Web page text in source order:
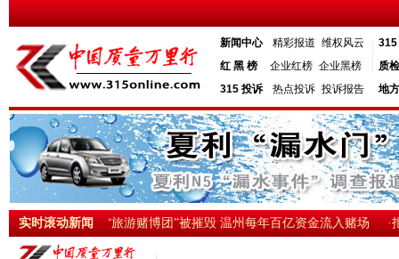
新闻中心 精彩报道 维权风云
红 黑 榜
企业红榜 企业黑榜
315 投诉
热点投诉 投诉报告
315
质
地
实时滚动新闻
数增至35人 ·“旅游赌博团”被摧毁 温州每年百亿资金流入赌场 ·